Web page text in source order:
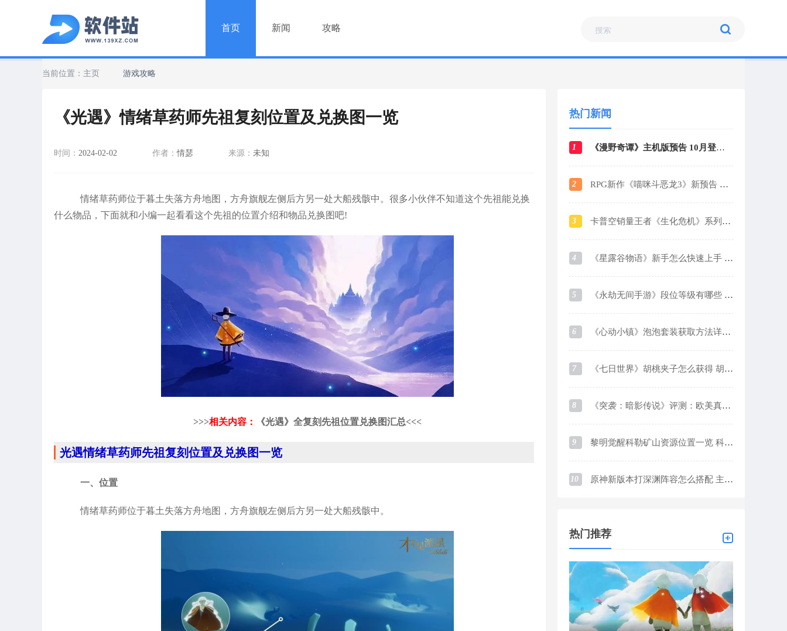
首页 新闻 攻略
当前位置： 主页 游戏攻略
《光遇》情绪草药师先祖复刻位置及兑换图一览
时间： 2024-02-02 作者：情瑟 来源： 未知
情绪草药师位于暮土失落方舟地图，方舟旗舰左侧后方另一处大船残骸中。很多小伙伴不知道这个先祖能兑换
什么物品，下面就和小编一起看看这个先祖的位置介绍和物品兑换图吧!
>>>相关内容： 《光遇》全复刻先祖位置兑换图汇总<<<
光遇情绪草药师先祖复刻位置及兑换图一览
一、位置
情绪草药师位于暮土失落方舟地图，方舟旗舰左侧后方另一处大船残骸中。
热门新闻
1 《漫野奇谭》主机版预告 10月登陆各大平台
2 RPG新作《喵咪斗恶龙3》新预告 战斗场景曝光
3 卡普空销量王者《生化危机》系列销量破1.6亿
4 《星露谷物语》新手怎么快速上手 新手玩法攻略指南2024
5 《永劫无间手游》段位等级有哪些 段位等级及对应分数一览
6 《心动小镇》泡泡套装获取方法详细介绍
7 《七日世界》胡桃夹子怎么获得 胡桃夹子获取方法
8 《突袭：暗影传说》评测：欧美真实系画风下的魔灵like游戏
9 黎明觉醒科勒矿山资源位置一览 科勒矿山资源采集点在哪
10 原神新版本打深渊阵容怎么搭配 主流阵容优缺点介绍及培养思路
热门推荐